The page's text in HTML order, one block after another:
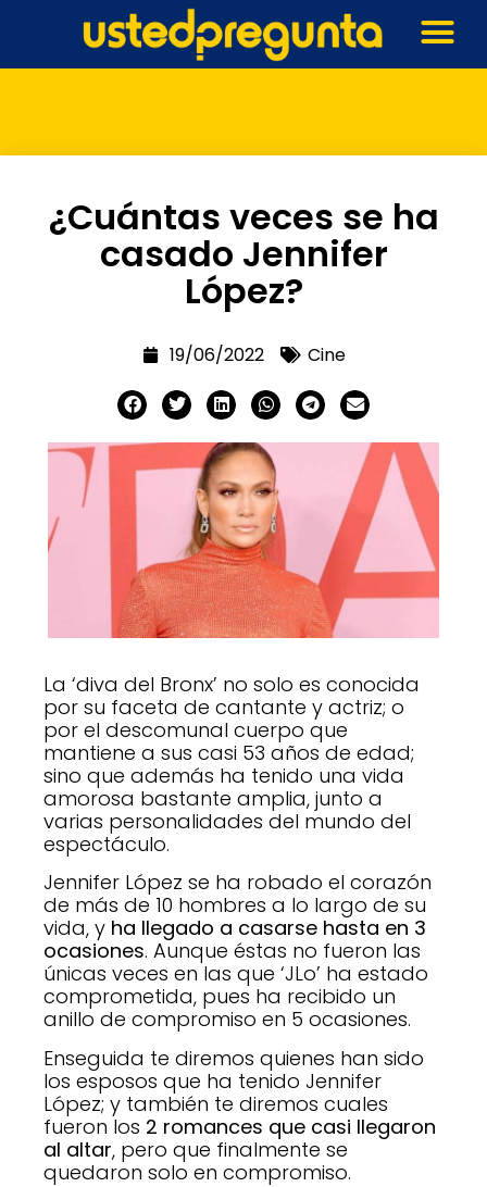
¿Cuántas veces se ha
casado Jennifer
López?
19/06/2022 Cine
La ‘diva del Bronx’ no solo es conocida
por su faceta de cantante y actriz; o
por el descomunal cuerpo que
mantiene a sus casi 53 años de edad;
sino que además ha tenido una vida
amorosa bastante amplia, junto a
varias personalidades del mundo del
espectáculo.
Jennifer López se ha robado el corazón
de más de 10 hombres a lo largo de su
vida, y ha llegado a casarse hasta en 3
ocasiones. Aunque éstas no fueron las
únicas veces en las que ‘JLo’ ha estado
comprometida, pues ha recibido un
anillo de compromiso en 5 ocasiones.
Enseguida te diremos quienes han sido
los esposos que ha tenido Jennifer
López; y también te diremos cuales
fueron los 2 romances que casi llegaron
al altar, pero que finalmente se
quedaron solo en compromiso.